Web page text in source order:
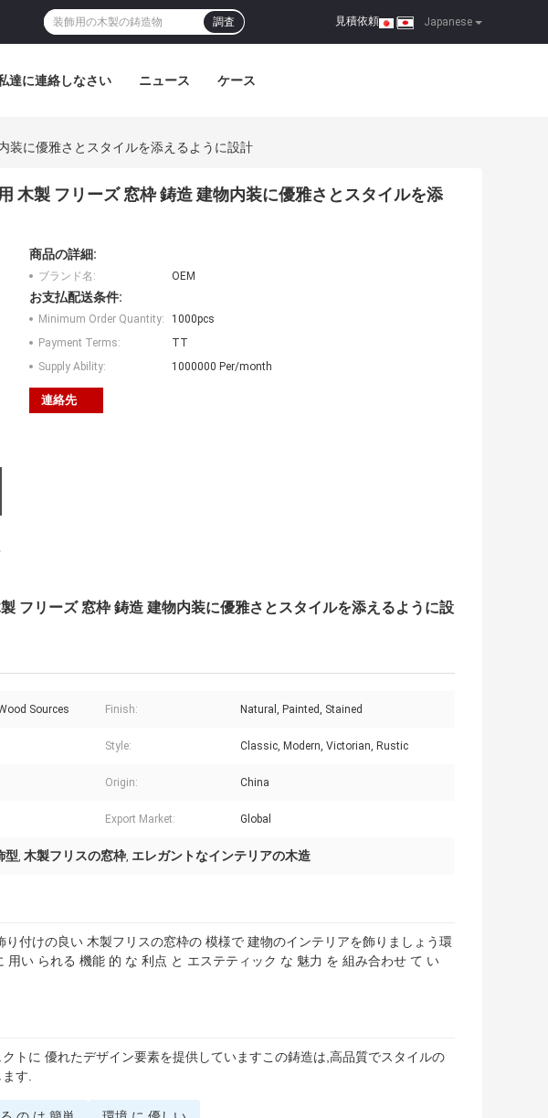
Japanese
見積依頼 |
調査
達に連絡しなさい ニュース ケース
装に優雅さとスタイルを添えるように設計
木製 フリーズ 窓枠 鋳造 建物内装に優雅さとスタイルを添
商品の詳細:
ブランド名: OEM
お支払配送条件:
Minimum Order Quantity:
1000pcs
Payment Terms:
TT
Supply Ability:
1000000 Per/month
連絡先
フリーズ 窓枠 鋳造 建物内装に優雅さとスタイルを添えるように設
Sources Finish: Natural, Painted, Stained
Style: Classic, Modern, Victorian, Rustic
Origin: China
Export Market: Global
型, 木製フリスの窓枠, エレガントなインテリアの木造
付けの良い 木製フリスの窓枠の 模様で 建物のインテリアを飾りましょう環
い られる 機能 的 な 利点 と エステティック な 魅力 を 組み合わせ て い
トに 優れたデザイン要素を提供していますこの鋳造は,高品質でスタイルの
す.